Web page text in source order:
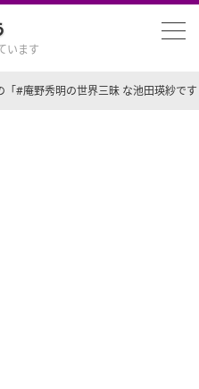
います
「#庵野秀明の世界三昧 な池田瑛紗で